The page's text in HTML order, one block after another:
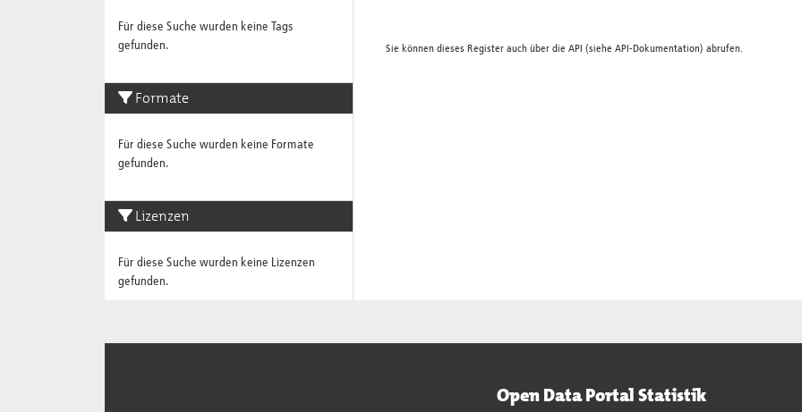
Für diese Suche wurden keine Tags
gefunden.
Formate
Für diese Suche wurden keine Formate
gefunden.
Lizenzen
Für diese Suche wurden keine Lizenzen
gefunden.
Sie können dieses Register auch über die API (siehe API-Dokumentation) abrufen.
Open Data Portal Statistik